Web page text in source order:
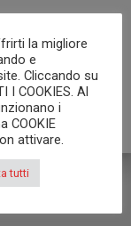
la migliore
e
Cliccando su
I COOKIES. Al
i
COOKIE
attivare.
tutti